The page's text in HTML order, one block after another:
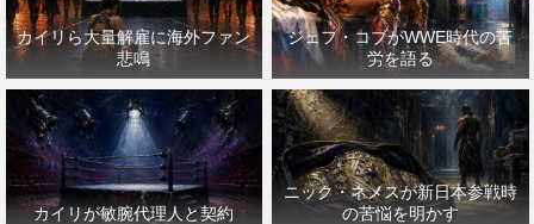
カイリら大量解雇に海外ファン
悲鳴
ジェフ・コブがWWE時代の苦
労を語る
カイリが敏腕代理人と契約
ニック・ネメスが新日本参戦時
の苦悩を明かす